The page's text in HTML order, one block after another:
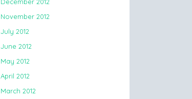
November 2012
July 2012
June 2012
May 2012
April 2012
March 2012